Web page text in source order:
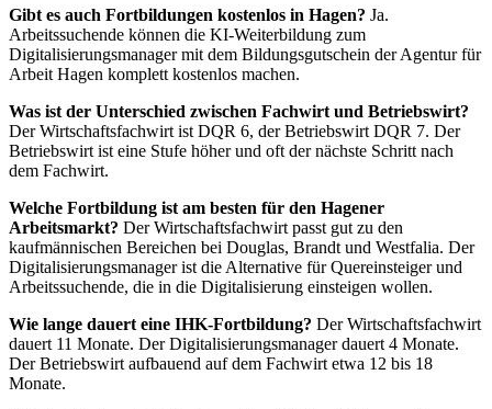
Gibt es auch Fortbildungen kostenlos in Hagen? Ja.
Arbeitssuchende können die KI-Weiterbildung zum
Digitalisierungsmanager mit dem Bildungsgutschein der Agentur für
Arbeit Hagen komplett kostenlos machen.
Was ist der Unterschied zwischen Fachwirt und Betriebswirt?
Der Wirtschaftsfachwirt ist DQR 6, der Betriebswirt DQR 7. Der
Betriebswirt ist eine Stufe höher und oft der nächste Schritt nach
dem Fachwirt.
Welche Fortbildung ist am besten für den Hagener
Arbeitsmarkt? Der Wirtschaftsfachwirt passt gut zu den
kaufmännischen Bereichen bei Douglas, Brandt und Westfalia. Der
Digitalisierungsmanager ist die Alternative für Quereinsteiger und
Arbeitssuchende, die in die Digitalisierung einsteigen wollen.
Wie lange dauert eine IHK-Fortbildung? Der Wirtschaftsfachwirt
dauert 11 Monate. Der Digitalisierungsmanager dauert 4 Monate.
Der Betriebswirt aufbauend auf dem Fachwirt etwa 12 bis 18
Monate.